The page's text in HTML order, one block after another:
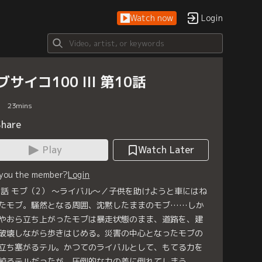
Watch now Login
サイコ100 III 第10話
23mins
Play
Watch Later
the member?Login
モブ（2） ～ライバル～／子供を助けようと車にはね
モブ。騒然となる周囲、沈黙したままのモブ……しか
おら立ち上がったモブは暴走状態のまま、道路を、建
壊しながら歩きはじめる。災害の中心となったモブの
ち塞がるテル。かつてのライバルとして、もてる力を